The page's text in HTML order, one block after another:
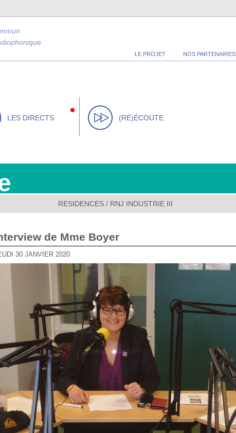
LE PROJET NOS PARTENAIRES
LES DIRECTS (RÉ)ÉCOUTE
RESIDENCES/ RNJ INDUSTRIE III
de Mme Boyer
30 JANVIER 2020